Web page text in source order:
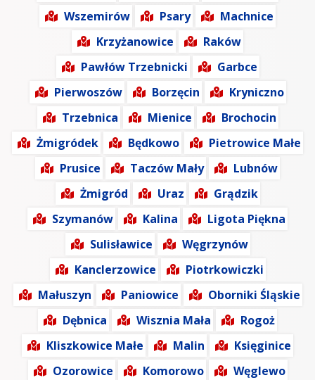
Wszemirów
Psary
Machnice
Krzyżanowice
Raków
Pawłów Trzebnicki
Garbce
Pierwoszów
Borzęcin
Kryniczno
Trzebnica
Mienice
Brochocin
Żmigródek
Będkowo
Pietrowice Małe
Prusice
Taczów Mały
Lubnów
Żmigród
Uraz
Grądzik
Szymanów
Kalina
Ligota Piękna
Sulisławice
Węgrzynów
Kanclerzowice
Piotrkowiczki
Małuszyn
Paniowice
Oborniki Śląskie
Dębnica
Wisznia Mała
Rogoż
Kliszkowice Małe
Malin
Księginice
Ozorowice
Komorowo
Węglewo